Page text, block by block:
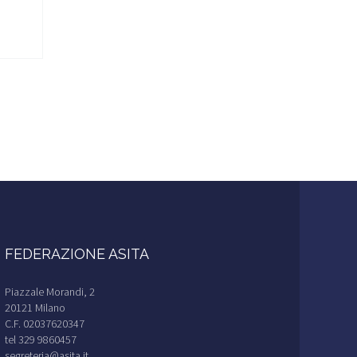
FEDERAZIONE ASITA
Piazzale Morandi, 2
20121 Milano
C.F. 02037620347
tel 329 9860457